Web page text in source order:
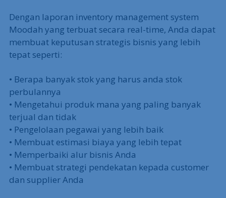
Dengan laporan inventory management system
Moodah yang terbuat secara real-time, Anda dapat
membuat keputusan strategis bisnis yang lebih
tepat seperti:
• Berapa banyak stok yang harus anda stok
perbulannya
• Mengetahui produk mana yang paling banyak
terjual dan tidak
• Pengelolaan pegawai yang lebih baik
• Membuat estimasi biaya yang lebih tepat
• Memperbaiki alur bisnis Anda
• Membuat strategi pendekatan kepada customer
dan supplier Anda